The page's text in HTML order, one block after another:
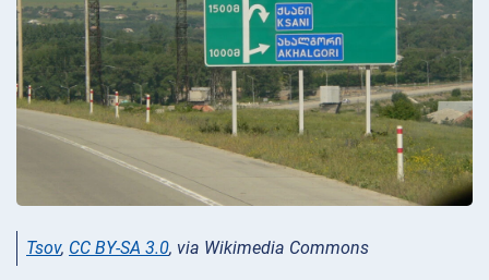
Tsov, CC BY-SA 3.0, via Wikimedia Commons